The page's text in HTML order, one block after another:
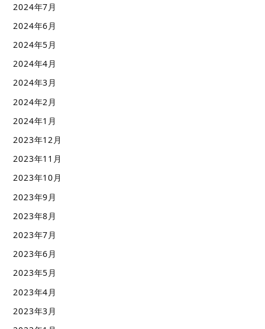
2024年7月
2024年6月
2024年5月
2024年4月
2024年3月
2024年2月
2024年1月
2023年12月
2023年11月
2023年10月
2023年9月
2023年8月
2023年7月
2023年6月
2023年5月
2023年4月
2023年3月